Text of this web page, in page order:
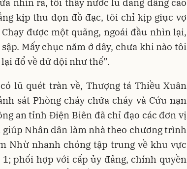
nhìn ra, tôi thấy nước lũ đang dâng cao
kịp thu dọn đồ đạc, tôi chỉ kịp giục vợ
được một quãng, ngoái đầu nhìn lại,
Mấy chục năm ở đây, chưa khi nào tôi
đổ về dữ dội như thế”.
lũ quét tràn về, Thượng tá Thiều Xuân
sát Phòng cháy chữa cháy và Cứu nạn
an tỉnh Điện Biên đã chỉ đạo các đơn vị
Nhân dân làm nhà theo chương trình
Nhừ nhanh chóng tập trung về khu vực
phối hợp với cấp ủy đảng, chính quyền